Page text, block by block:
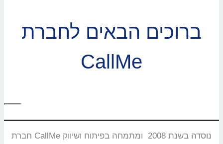
ברוכים הבאים לחברת
CallMe
חברת CallMe נוסדה בשנת 2008 ומתמחה בפיתוח ושיווק